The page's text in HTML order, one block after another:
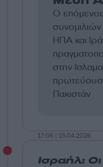
Ο
ΗΠΑ και
στην
Πακιστάν
17:06 | 15.04.2026
Ισραήλ: